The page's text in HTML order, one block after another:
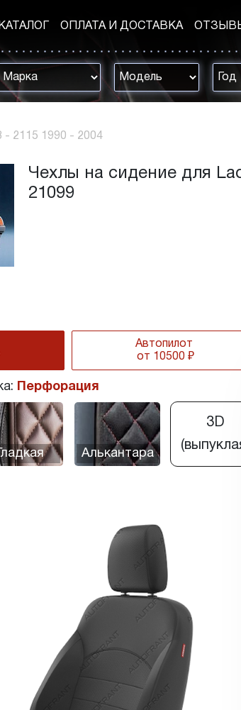
КАТАЛОГ ОПЛАТА И ДОСТАВКА
- 2115 1990 - 2004
Чехлы на сидение для
21099
Автопилот
от 10500 ₽
Перфорация
Алькантара
3D